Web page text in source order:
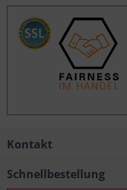
Kontakt
Schnellbestellung